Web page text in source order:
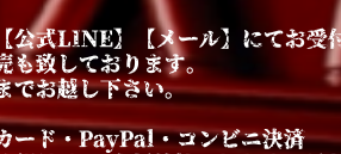
式LINE】【メール】にてお受
致しております。
でお越し下さい。
ード・PayPal・コンビニ決済